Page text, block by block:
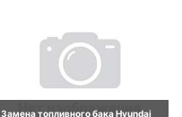
Замена топливного бака Hyundai